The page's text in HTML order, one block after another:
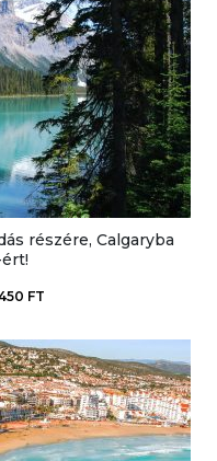
részére, Calgaryba
FT